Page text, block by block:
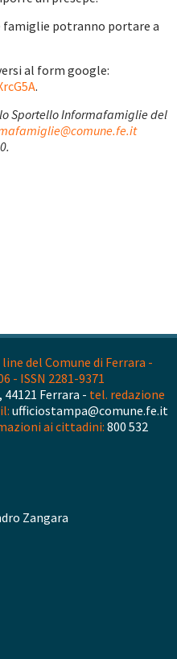
famiglie potranno portare a
al form google:
.
Sportello Informafamiglie del
del Comune di Ferrara -
- ISSN 2281-9371
Ferrara - tel. redazione
ufficiostampa@comune.fe.it
ai cittadini: 800 532
Zangara